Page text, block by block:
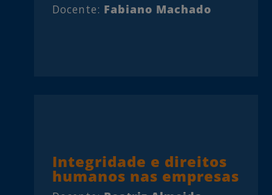
Docente: Fabiano Machado
Integridade e direitos
humanos nas empresas